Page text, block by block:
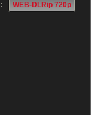
WEB-DLRip 720p